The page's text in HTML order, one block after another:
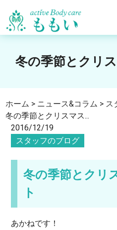
冬の季節とクリ
ホーム > ニュース&コラム > ス
冬の季節とクリスマス...
2016/12/19
スタッフのブログ
冬の季節とクリ
ト
あかねです！